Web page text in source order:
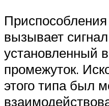
вызывает
установленный
промежуток.
этого типа был